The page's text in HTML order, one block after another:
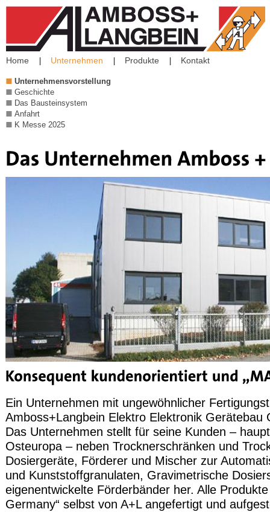
Home Unternehmen Produkte Kontakt
Unternehmensvorstellung
Geschichte
Das Bausteinsystem
Anfahrt
K Messe 2025
Ein Unternehmen mit ungewöhnlicher
Amboss+Langbein Elektro Elektronik Gerätebau
Das Unternehmen stellt für seine Kunden –
Osteuropa – neben Trocknerschränken und
Dosiergeräte, Förderer und Mischer zur
und Kunststoffgranulaten, Gravimetrische
eigenentwickelte Förderbänder her. Alle
Germany“ selbst von A+L angefertigt und